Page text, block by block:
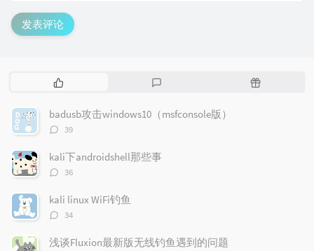
发表评论
热
文
章
评
随
badusb攻击windows10（msfconsole版）
评
数：
39
kali下androidshell那些事
评
数：
36
kali linux WiFi钓鱼
评
数：
34
浅谈Fluxion最新版无线钓鱼遇到的问题